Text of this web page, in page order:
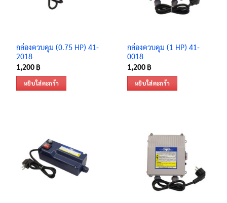
กล่องควบคุม (0.75 HP) 41-
2018
1,200 ฿
หยิบใส่ตะกร้า
กล่องควบคุม (1 HP) 41-
0018
1,200 ฿
หยิบใส่ตะกร้า